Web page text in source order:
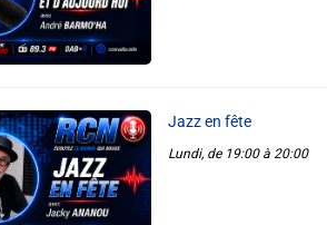
Jazz en fête
Lundi, de 19:00 à 20:00